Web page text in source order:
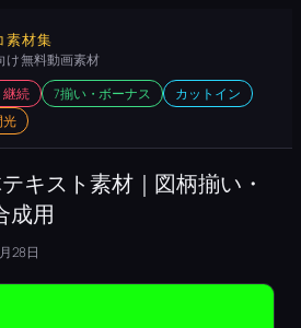
素材集
け 無料動画素材
継続 7揃い・ボーナス
カットイン
光
キスト素材｜図柄揃い・
成用
28日